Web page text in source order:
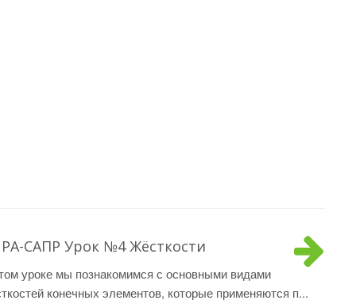
САПР Урок №4 Жёсткости
уроке мы познакомимся с основными видами
конечных элементов, которые применяются п...